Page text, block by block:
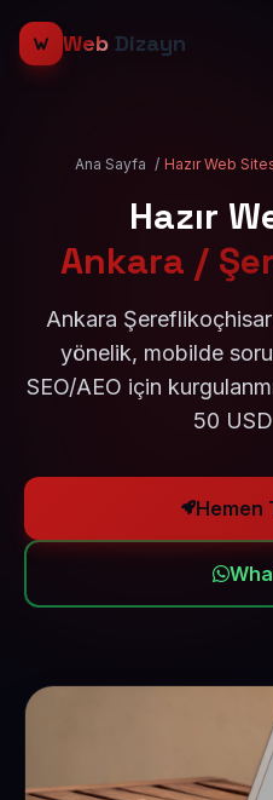
Web Dizayn
Ana Sayfa / Hazır Web
Hazır
Ankara /
Ankara
yönelik, mobilde
SEO/AEO için
50
Hemen